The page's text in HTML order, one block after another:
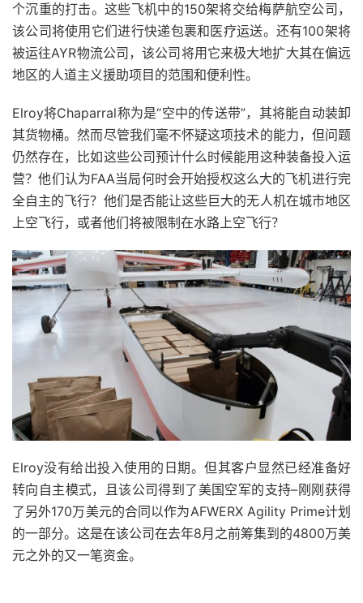
个沉重的打击。这些飞机中的150架将交给梅萨航空公司，
该公司将使用它们进行快递包裹和医疗运送。还有100架将
被运往AYR物流公司，该公司将用它来极大地扩大其在偏远
地区的人道主义援助项目的范围和便利性。
Elroy将Chaparral称为是“空中的传送带”，其将能自动装卸
其货物桶。然而尽管我们毫不怀疑这项技术的能力，但问题
仍然存在，比如这些公司预计什么时候能用这种装备投入运
营？他们认为FAA当局何时会开始授权这么大的飞机进行完
全自主的飞行？他们是否能让这些巨大的无人机在城市地区
上空飞行，或者他们将被限制在水路上空飞行？
Elroy没有给出投入使用的日期。但其客户显然已经准备好
转向自主模式，且该公司得到了美国空军的支持–刚刚获得
了另外170万美元的合同以作为AFWERX Agility Prime计划
的一部分。这是在该公司在去年8月之前筹集到的4800万美
元之外的又一笔资金。